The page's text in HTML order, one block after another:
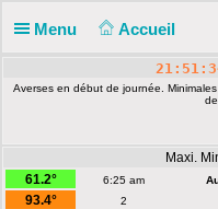
Menu Accueil
Averses en début de journée.
Maxi.
61.2°
6:25 am
93.4°
2